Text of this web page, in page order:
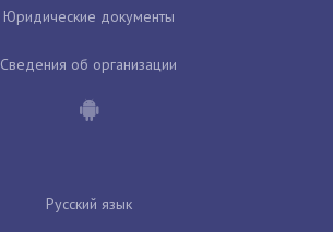
Юридические документы
Сведения об организации
Русский язык